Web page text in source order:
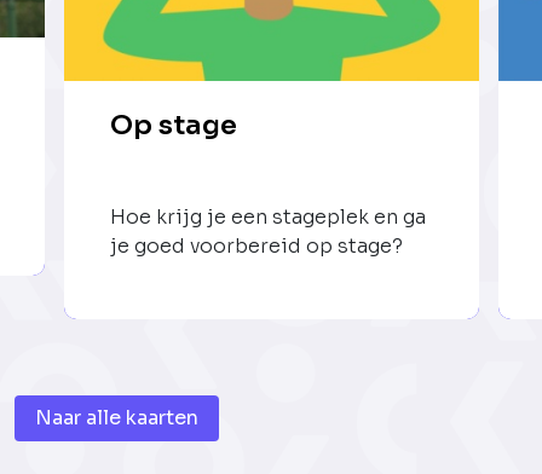
Op stage
Hoe krijg je een stageplek en ga
je goed voorbereid op stage?
Naar alle kaarten